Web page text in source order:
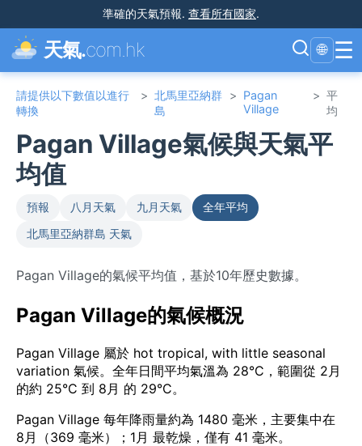
準確的天氣預報. 查看所有國家.
天氣.com.hk 🌐 ☰
請提供以下數值以進行
轉換
> 北馬里亞納群
島
> Pagan
Village
> 平
均
Pagan Village氣候與天氣平
均值
預報 八月天氣 九月天氣
全年平均
北馬里亞納群島 天氣
Pagan Village的氣候平均值，基於10年歷史數據。
Pagan Village的氣候概況
Pagan Village 屬於 hot tropical, with little seasonal
variation 氣候。全年日間平均氣溫為 28°C，範圍從 2月
的約 25°C 到 8月 的 29°C。
Pagan Village 每年降雨量約為 1480 毫米，主要集中在
8月（369 毫米）；1月 最乾燥，僅有 41 毫米。